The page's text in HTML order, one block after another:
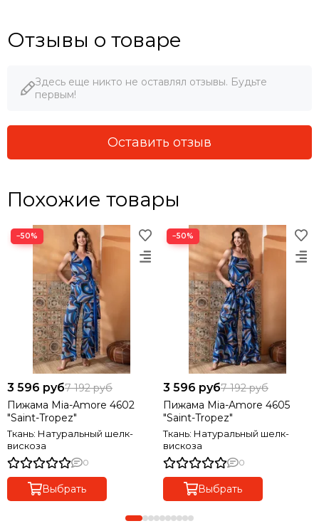
Отзывы о товаре
Здесь еще никто не оставлял отзывы. Будьте
первым!
Оставить отзыв
Похожие товары
−50%
3 596 руб7 192 руб
Пижама Mia-Amore 4602
"Saint-Tropez"
Ткань: Натуральный шелк-
вискоза
0
Выбрать
−50%
3 596 руб7 192 руб
Пижама Mia-Amore 4605
"Saint-Tropez"
Ткань: Натуральный шелк-
вискоза
0
Выбрать